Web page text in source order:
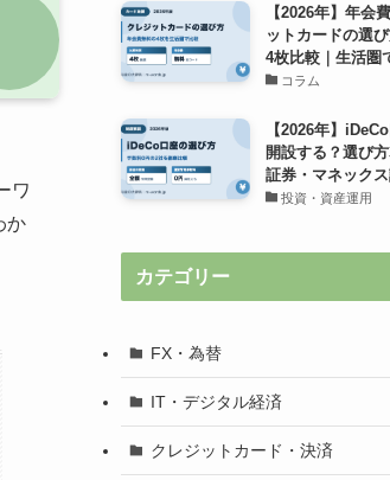
ワ
か
【2026年】年会
ットカードの選
4枚比較｜生活圏
コラム
【2026年】
開設する？選び
証券・マネック
投資・資産運用
カテゴリー
FX・為替
IT・デジタル経済
クレジットカード・決済